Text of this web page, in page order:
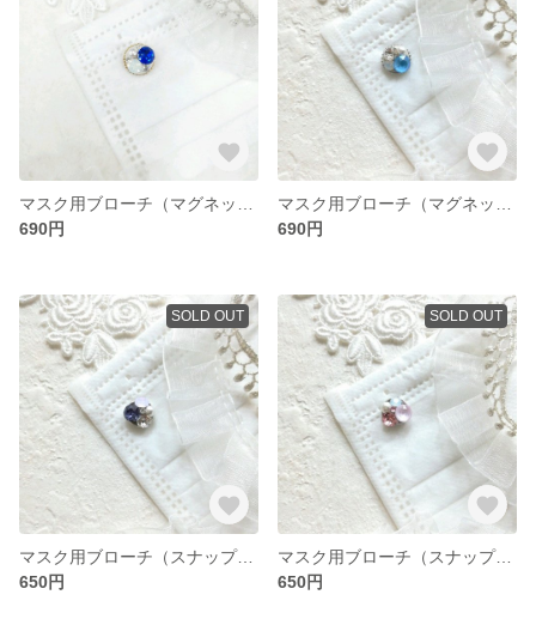
690円
690円
SOLD OUT
マスク用ブローチ（スナップボタン式）
650円
SOLD OUT
マスク用ブローチ（スナップボタン式）
650円